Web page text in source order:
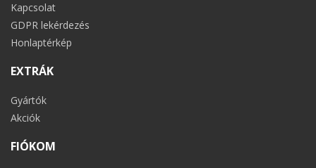
Kapcsolat
GDPR lekérdezés
Honlaptérkép
EXTRÁK
Gyártók
Akciók
FIÓKOM